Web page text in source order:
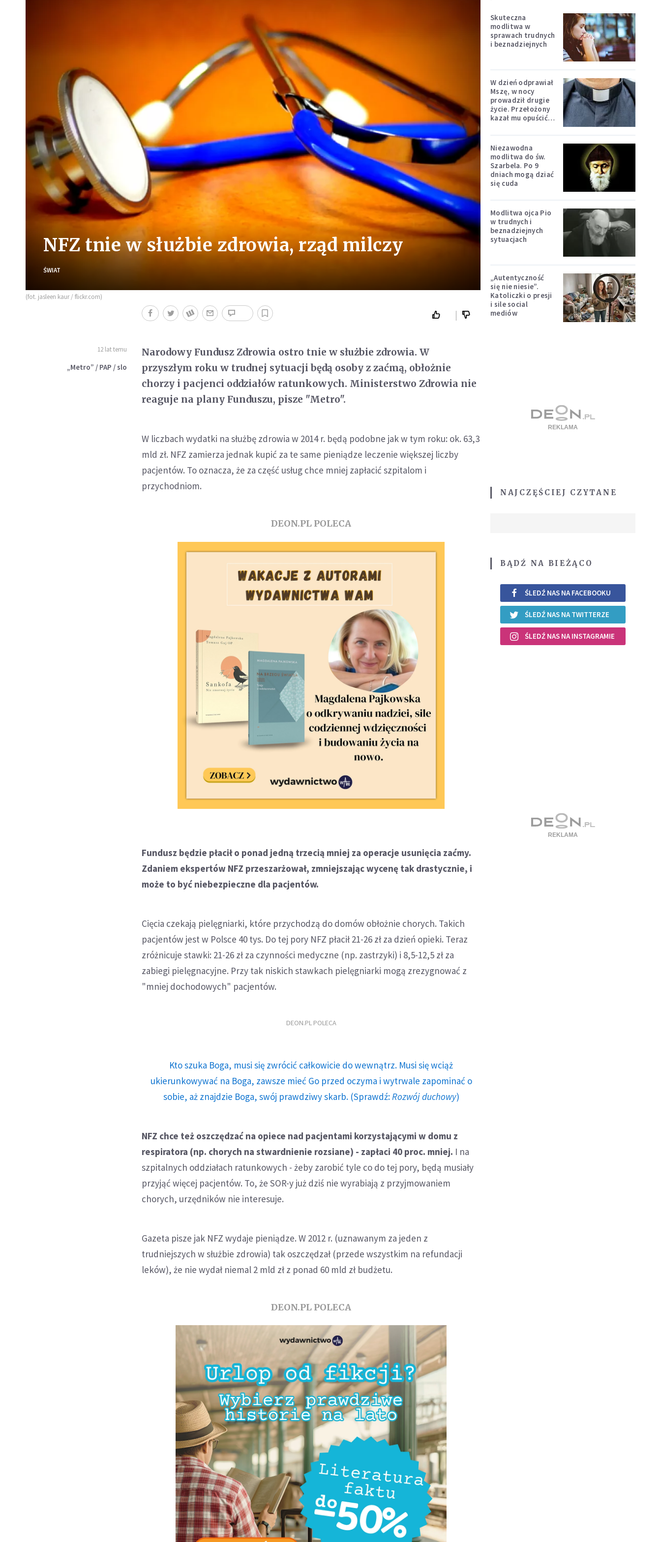
NFZ tnie w służbie zdrowia, rząd milczy
ŚWIAT
(fot. jasleen kaur / flickr.com)
12 lat temu
„Metro” / PAP / slo
Narodowy Fundusz Zdrowia ostro tnie w służbie zdrowia. W
przyszłym roku w trudnej sytuacji będą osoby z zaćmą, obłożnie
chorzy i pacjenci oddziałów ratunkowych. Ministerstwo Zdrowia nie
reaguje na plany Funduszu, pisze "Metro".
W liczbach wydatki na służbę zdrowia w 2014 r. będą podobne jak w tym roku: ok. 63,3
mld zł. NFZ zamierza jednak kupić za te same pieniądze leczenie większej liczby
pacjentów. To oznacza, że za część usług chce mniej zapłacić szpitalom i
przychodniom.
DEON.PL POLECA
Fundusz będzie płacił o ponad jedną trzecią mniej za operacje usunięcia zaćmy.
Zdaniem ekspertów NFZ przeszarżował, zmniejszając wycenę tak drastycznie, i
może to być niebezpieczne dla pacjentów.
Cięcia czekają pielęgniarki, które przychodzą do domów obłożnie chorych. Takich
pacjentów jest w Polsce 40 tys. Do tej pory NFZ płacił 21-26 zł za dzień opieki. Teraz
zróżnicuje stawki: 21-26 zł za czynności medyczne (np. zastrzyki) i 8,5-12,5 zł za
zabiegi pielęgnacyjne. Przy tak niskich stawkach pielęgniarki mogą zrezygnować z
"mniej dochodowych" pacjentów.
DEON.PL POLECA
Kto szuka Boga, musi się zwrócić całkowicie do wewnątrz. Musi się wciąż
ukierunkowywać na Boga, zawsze mieć Go przed oczyma i wytrwale zapominać o
sobie, aż znajdzie Boga, swój prawdziwy skarb. (Sprawdź: Rozwój duchowy)
NFZ chce też oszczędzać na opiece nad pacjentami korzystającymi w domu z
respiratora (np. chorych na stwardnienie rozsiane) - zapłaci 40 proc. mniej. I na
szpitalnych oddziałach ratunkowych - żeby zarobić tyle co do tej pory, będą musiały
przyjąć więcej pacjentów. To, że SOR-y już dziś nie wyrabiają z przyjmowaniem
chorych, urzędników nie interesuje.
Gazeta pisze jak NFZ wydaje pieniądze. W 2012 r. (uznawanym za jeden z
trudniejszych w służbie zdrowia) tak oszczędzał (przede wszystkim na refundacji
leków), że nie wydał niemal 2 mld zł z ponad 60 mld zł budżetu.
DEON.PL POLECA
Skuteczna
modlitwa w
sprawach trudnych
i beznadziejnych
W dzień odprawiał
Mszę, w nocy
prowadził drugie
życie. Przełożony
kazał mu opuścić
Niezawodna
modlitwa do św.
Szarbela. Po 9
dniach mogą dziać
się cuda
Modlitwa ojca Pio
w trudnych i
beznadziejnych
sytuacjach
„Autentyczność
się nie niesie”.
Katoliczki o presji
i sile social
mediów
NAJCZĘŚCIEJ CZYTANE
BĄDŹ NA BIEŻĄCO
ŚLEDŹ NAS NA FACEBOOKU
ŚLEDŹ NAS NA TWITTERZE
ŚLEDŹ NAS NA INSTAGRAMIE